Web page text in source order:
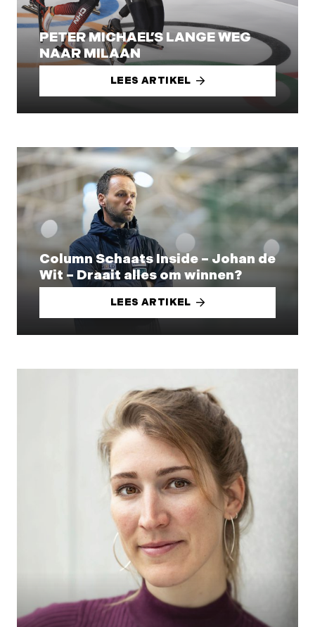
PETER MICHAEL’S LANGE WEG
NAAR MILAAN
LEES ARTIKEL
Column Schaats Inside – Johan de
Wit – Draait alles om winnen?
LEES ARTIKEL